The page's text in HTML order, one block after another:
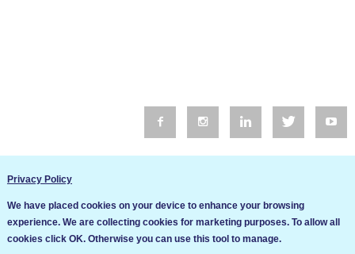
Общи условия
Privacy Policy
We have placed cookies on your device to enhance your browsing
experience. We are collecting cookies for marketing purposes. To allow all
cookies click OK. Otherwise you can use this tool to manage.
Ние използваме бисквитки за да подобрим услугите си. Ако
продължите да посещавате този сайт, ние приемаме, че се